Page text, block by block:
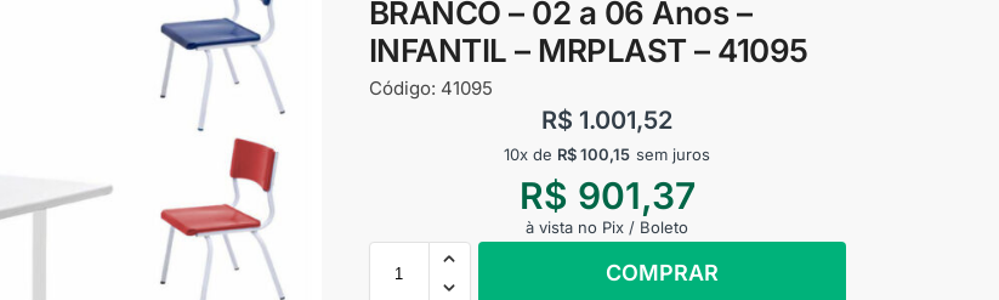
BRANCO – 02 a 06 Anos –
INFANTIL – MRPLAST – 41095
Código: 41095
R$ 1.001,52
10x de R$100,15 sem juros
R$ 901,37
à vista no Pix / Boleto
COMPRAR